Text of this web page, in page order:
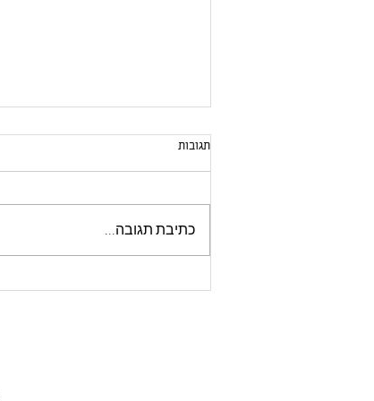
סלט ריגטיני מחיטת כוסמין אמר
תגובות
כתיבת תגובה...